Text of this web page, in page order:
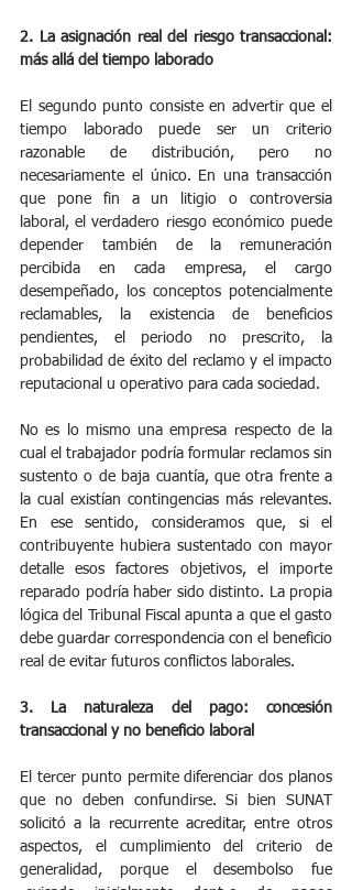
2. La asignación real del riesgo transaccional:
más allá del tiempo laborado
El segundo punto consiste en advertir que el
tiempo laborado puede ser un criterio
razonable de distribución, pero no
necesariamente el único. En una transacción
que pone fin a un litigio o controversia
laboral, el verdadero riesgo económico puede
depender también de la remuneración
percibida en cada empresa, el cargo
desempeñado, los conceptos potencialmente
reclamables, la existencia de beneficios
pendientes, el periodo no prescrito, la
probabilidad de éxito del reclamo y el impacto
reputacional u operativo para cada sociedad.
No es lo mismo una empresa respecto de la
cual el trabajador podría formular reclamos sin
sustento o de baja cuantía, que otra frente a
la cual existían contingencias más relevantes.
En ese sentido, consideramos que, si el
contribuyente hubiera sustentado con mayor
detalle esos factores objetivos, el importe
reparado podría haber sido distinto. La propia
lógica del Tribunal Fiscal apunta a que el gasto
debe guardar correspondencia con el beneficio
real de evitar futuros conflictos laborales.
3. La naturaleza del pago: concesión
transaccional y no beneficio laboral
El tercer punto permite diferenciar dos planos
que no deben confundirse. Si bien SUNAT
solicitó a la recurrente acreditar, entre otros
aspectos, el cumplimiento del criterio de
generalidad, porque el desembolso fue